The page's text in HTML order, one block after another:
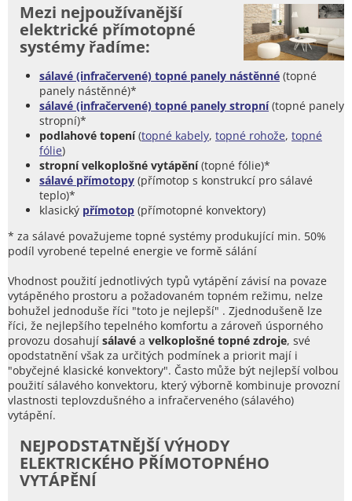
Mezi nejpoužívanější
elektrické přímotopné
systémy řadíme:
sálavé (infračervené) topné panely nástěnné (topné
panely nástěnné)*
sálavé (infračervené) topné panely stropní(topné panely
stropní)*
podlahové topení(topné kabely, topné rohože, topné
fólie)
stropní velkoplošné vytápění(topné fólie)*
sálavé přímotopy (přímotop s konstrukcí pro sálavé
teplo)*
klasický přímotop (přímotopné konvektory)
* za sálavé považujeme topné systémy produkující min. 50%
podíl vyrobené tepelné energie ve formě sálání
Vhodnost použití jednotlivých typů vytápění závisí na povaze
vytápěného prostoru a požadovaném topném režimu, nelze
bohužel jednoduše říci "toto je nejlepší" . Zjednodušeně lze
říci, že nejlepšího tepelného komfortu a zároveň úsporného
provozu dosahují sálavé a velkoplošné topné zdroje, své
opodstatnění však za určitých podmínek a priorit mají i
"obyčejné klasické konvektory". Často může být nejlepší volbou
použití sálavého konvektoru, který výborně kombinuje provozní
vlastnosti teplovzdušného a infračerveného (sálavého)
vytápění.
NEJPODSTATNĚJŠÍ VÝHODY
ELEKTRICKÉHO PŘÍMOTOPNÉHO
VYTÁPĚNÍ